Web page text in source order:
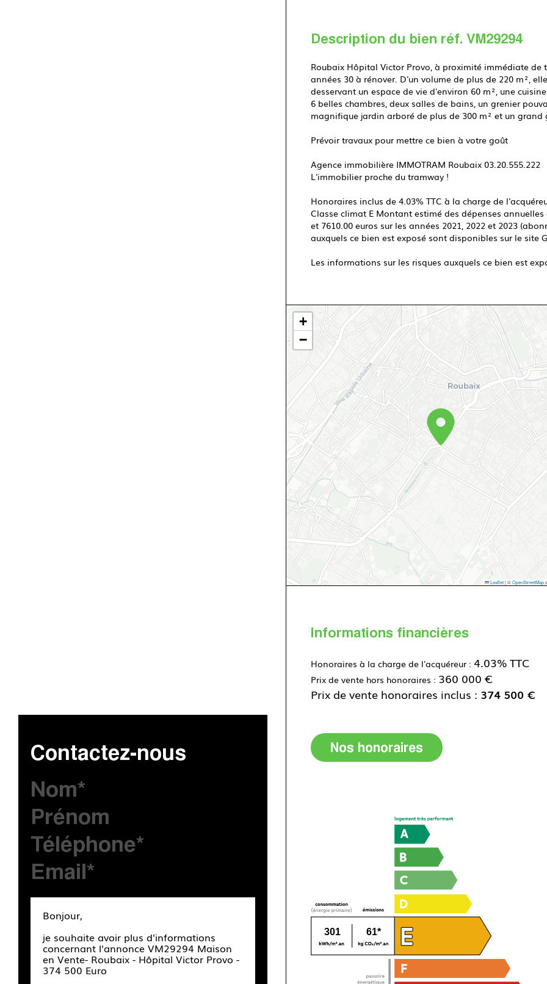
Contactez-nous
Description du bien réf. VM29294
Roubaix Hôpital Victor Provo, à proximité immédiate
années 30 à rénover. D'un volume de plus de 220 m²,
desservant un espace de vie d'environ 60 m², une
6 belles chambres, deux salles de bains, un grenier
magnifique jardin arboré de plus de 300 m² et un grand
Prévoir travaux pour mettre ce bien à votre goût
Agence immobilière IMMOTRAM Roubaix 03.20.555.222
L'immobilier proche du tramway !
Honoraires inclus de 4.03% TTC à la charge de
Classe climat E Montant estimé des dépenses
et 7610.00 euros sur les années 2021, 2022 et 2023
auxquels ce bien est exposé sont disponibles sur le site
Les informations sur les risques auxquels ce bien est
+
−
Leaflet |©OpenStreetMap
Informations financières
Honoraires à la charge de l'acquéreur : 4.03% TTC
Prix de vente hors honoraires : 360 000 €
Prix de vente honoraires inclus : 374 500 €
Nos honoraires
301 61*